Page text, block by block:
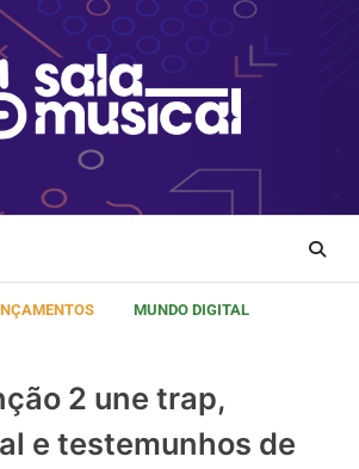
MUNDO DIGITAL
2 une trap,
e testemunhos de